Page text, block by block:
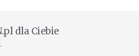
dla Ciebie